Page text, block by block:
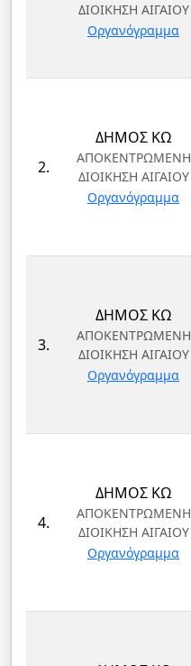
ΔΙΟΙΚΗΣΗ ΑΙΓΑΙΟΥ
Οργανόγραμμα
2.
ΔΗΜΟΣ ΚΩ
ΑΠΟΚΕΝΤΡΩΜΕΝΗ
ΔΙΟΙΚΗΣΗ ΑΙΓΑΙΟΥ
Οργανόγραμμα
3.
ΔΗΜΟΣ ΚΩ
ΑΠΟΚΕΝΤΡΩΜΕΝΗ
ΔΙΟΙΚΗΣΗ ΑΙΓΑΙΟΥ
Οργανόγραμμα
4.
ΔΗΜΟΣ ΚΩ
ΑΠΟΚΕΝΤΡΩΜΕΝΗ
ΔΙΟΙΚΗΣΗ ΑΙΓΑΙΟΥ
Οργανόγραμμα